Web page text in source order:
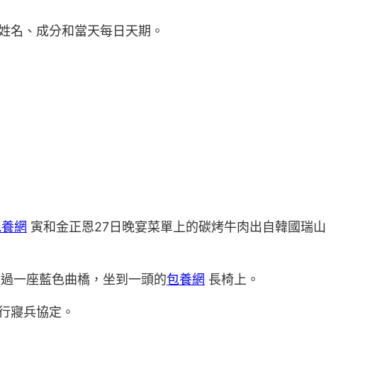
名、成分和當天每日天期。
網 寅和金正恩27日晚宴菜單上的碳烤牛肉出自韓國瑞山
一座藍色曲橋，坐到一頭的包養網 長椅上。
寢兵協定。